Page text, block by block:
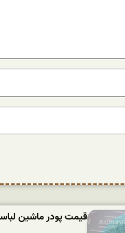
قیمت پودر ماشین لباسشویی